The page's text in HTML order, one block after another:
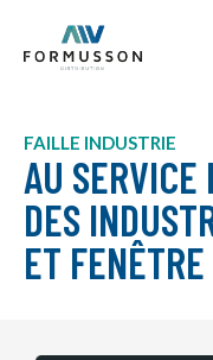
contenu
FAILLE INDUSTRIE
AU SERVICE
DES
ET FENÊTRE